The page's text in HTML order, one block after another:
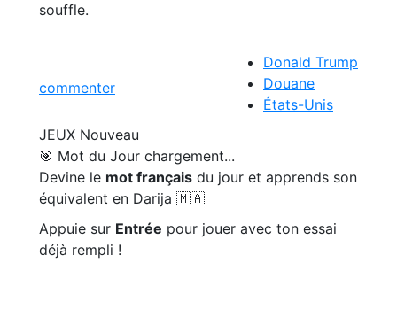
souffle.
commenter
Donald Trump
Douane
États-Unis
JEUX Nouveau
🎯 Mot du Jour chargement...
Devine le mot français du jour et apprends son
équivalent en Darija 🇲🇦
Appuie sur Entrée pour jouer avec ton essai
déjà rempli !